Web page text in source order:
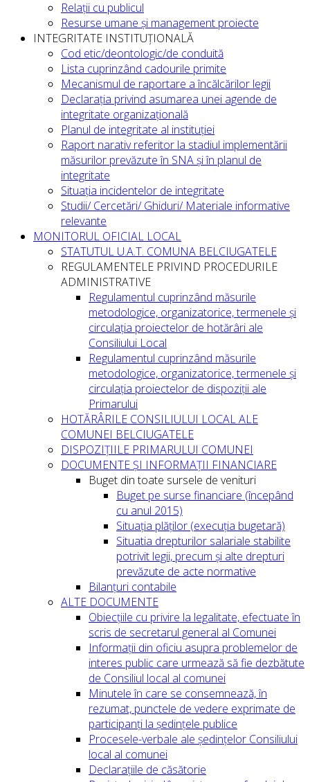
Relații cu publicul
Resurse umane și management proiecte
INTEGRITATE INSTITUȚIONALĂ
Cod etic/deontologic/de conduită
Lista cuprinzând cadourile primite
Mecanismul de raportare a încălcărilor legii
Declarația privind asumarea unei agende de
integritate organizațională
Planul de integritate al instituției
Raport narativ referitor la stadiul implementării
măsurilor prevăzute în SNA și în planul de
integritate
Situația incidentelor de integritate
Studii/ Cercetări/ Ghiduri/ Materiale informative
relevante
MONITORUL OFICIAL LOCAL
STATUTUL U.A.T. COMUNA BELCIUGATELE
REGULAMENTELE PRIVIND PROCEDURILE
ADMINISTRATIVE
Regulamentul cuprinzând măsurile
metodologice, organizatorice, termenele și
circulația proiectelor de hotărâri ale
Consiliului Local
Regulamentul cuprinzând măsurile
metodologice, organizatorice, termenele și
circulația proiectelor de dispoziții ale
Primarului
HOTĂRÂRILE CONSILIULUI LOCAL ALE
COMUNEI BELCIUGATELE
DISPOZIȚIILE PRIMARULUI COMUNEI
DOCUMENTE ȘI INFORMAȚII FINANCIARE
Buget din toate sursele de venituri
Buget pe surse financiare (începând
cu anul 2015)
Situația plăților (execuția bugetară)
Situatia drepturilor salariale stabilite
potrivit legii, precum și alte drepturi
prevăzute de acte normative
Bilanțuri contabile
ALTE DOCUMENTE
Obiecțiile cu privire la legalitate, efectuate în
scris de secretarul general al Comunei
Informații din oficiu asupra problemelor de
interes public care urmează să fie dezbătute
de Consiliul local al comunei
Minutele în care se consemnează, în
rezumat, punctele de vedere exprimate de
participanți la ședințele publice
Procesele-verbale ale ședințelor Consiliului
local al comunei
Declarațiile de căsătorie